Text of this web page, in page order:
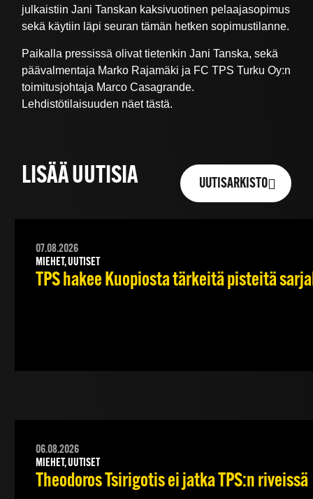
julkaistiin Jani Tanskan kaksivuotinen pelaajasopimus
sekä käytiin läpi seuran tämän hetken sopimustilanne.
Paikalla pressissä olivat tietenkin Jani Tanska, sekä
päävalmentaja Marko Rajamäki ja FC TPS Turku Oy:n
toimitusjohtaja Marco Casagrande.
Lehdistötilaisuuden näet tästä.
LISÄÄ UUTISIA UUTISARKISTO
07.08.2026
MIEHET, UUTISET
TPS hakee Kuopiosta tärkeitä pisteitä
06.08.2026
MIEHET, UUTISET
Theodoros Tsirigotis ei jatka TPS:n riveissä